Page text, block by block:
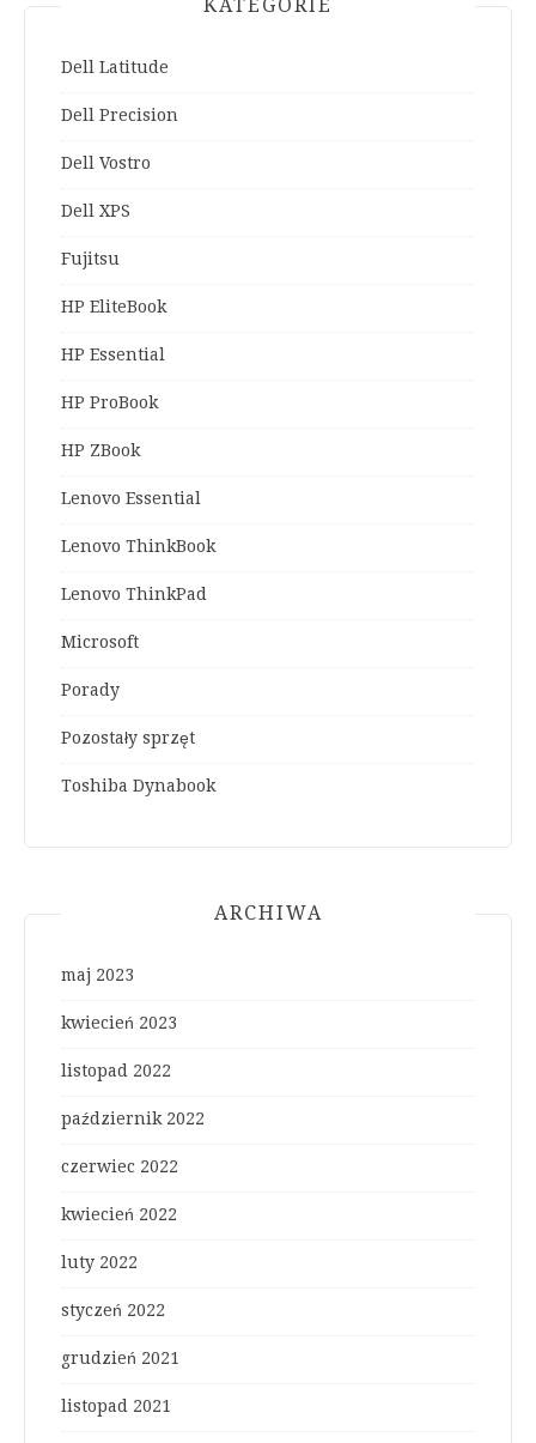
KATEGORIE
Dell Latitude
Dell Precision
Dell Vostro
Dell XPS
Fujitsu
HP EliteBook
HP Essential
HP ProBook
HP ZBook
Lenovo Essential
Lenovo ThinkBook
Lenovo ThinkPad
Microsoft
Porady
Pozostały sprzęt
Toshiba Dynabook
ARCHIWA
maj 2023
kwiecień 2023
listopad 2022
październik 2022
czerwiec 2022
kwiecień 2022
luty 2022
styczeń 2022
grudzień 2021
listopad 2021